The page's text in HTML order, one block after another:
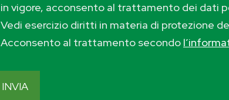
in vigore, acconsento al trattamento dei dati
Vedi esercizio diritti in materia di protezione
Acconsento al trattamento secondo